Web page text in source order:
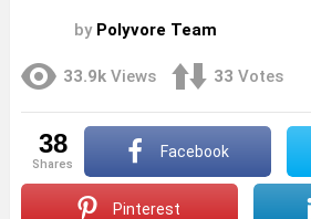
by Polyvore Team
33.9k Views 33 Votes
38
shares
Facebook
Pinterest